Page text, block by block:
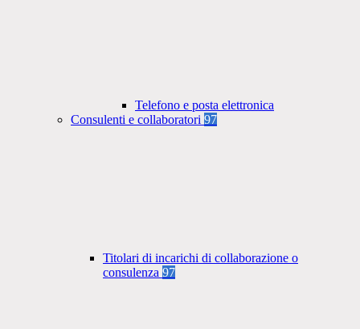
Telefono e posta elettronica
Consulenti e collaboratori 97
Titolari di incarichi di collaborazione o
consulenza 97